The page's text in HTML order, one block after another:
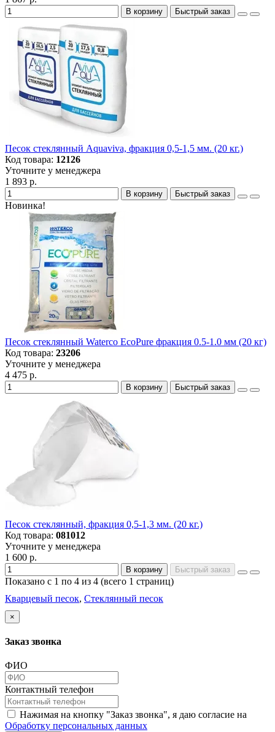
В корзину Быстрый заказ
Песок стеклянный Aquaviva, фракция 0,5-1,5 мм. (20 кг.)
Код товара: 12126
Уточните у менеджера
1 893 р.
В корзину Быстрый заказ
Новинка!
Песок стеклянный Waterco EcoPure фракция 0.5-1.0 мм (20 кг)
Код товара: 23206
Уточните у менеджера
4 475 р.
В корзину Быстрый заказ
Песок стеклянный, фракция 0,5-1,3 мм. (20 кг.)
Код товара: 081012
Уточните у менеджера
1 600 р.
В корзину Быстрый заказ
Показано с 1 по 4 из 4 (всего 1 страниц)
Кварцевый песок, Стеклянный песок
×
Заказ звонка
ФИО
Контактный телефон
Нажимая на кнопку "Заказ звонка", я даю согласие на
Обработку персональных данных